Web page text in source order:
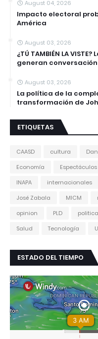
August 04, 2026
Impacto electoral
América
August 03, 2026
¿TÚ TAMBIÉN LA
generan
August 03, 2026
La política de la
transformación de
ETIQUETAS
CAASD cultura
Economía
Espectáculos
INAPA
internacionales
José Zabala
MICM
opinion
PLD politica
Salud
Tecnología
ESTADO DEL TIEMPO